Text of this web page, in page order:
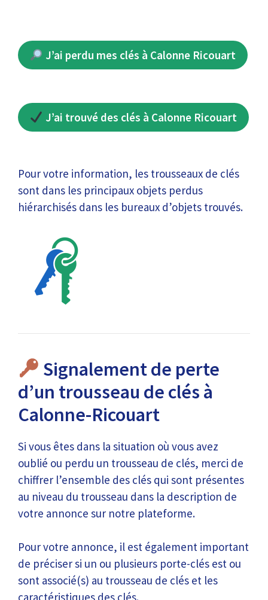
J’ai perdu mes clés à Calonne Ricouart
J’ai trouvé des clés à Calonne Ricouart
Pour votre information, les trousseaux de clés
sont dans les principaux objets perdus
hiérarchisés dans les bureaux d’objets trouvés.
Signalement de perte
d’un trousseau de clés à
Calonne-Ricouart
Si vous êtes dans la situation où vous avez
oublié ou perdu un trousseau de clés, merci de
chiffrer l’ensemble des clés qui sont présentes
au niveau du trousseau dans la description de
votre annonce sur notre plateforme.
Pour votre annonce, il est également important
de préciser si un ou plusieurs porte-clés est ou
sont associé(s) au trousseau de clés et les
caractéristiques des clés.